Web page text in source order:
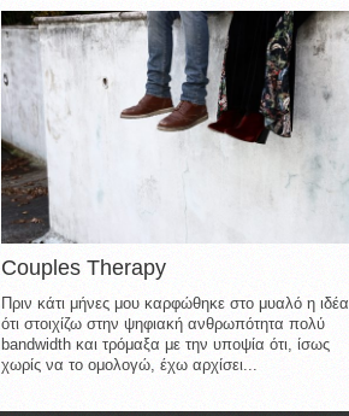
Couples Therapy
Πριν κάτι μήνες μου καρφώθηκε στο μυαλό η ιδέα
ότι στοιχίζω στην ψηφιακή ανθρωπότητα πολύ
bandwidth και τρόμαξα με την υποψία ότι, ίσως
χωρίς να το ομολογώ, έχω αρχίσει...